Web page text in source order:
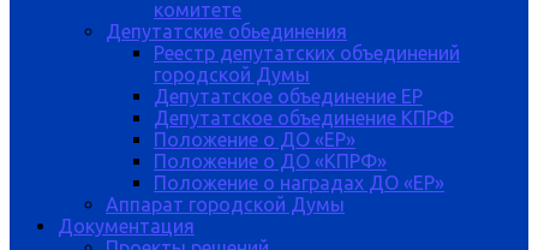
комитете
Депутатские обьединения
Реестр депутатских объединений
городской Думы
Депутатское объединение ЕР
Депутатское объединение КПРФ
Положение о ДО «ЕР»
Положение о ДО «КПРФ»
Положение о наградах ДО «ЕР»
Аппарат городской Думы
Документация